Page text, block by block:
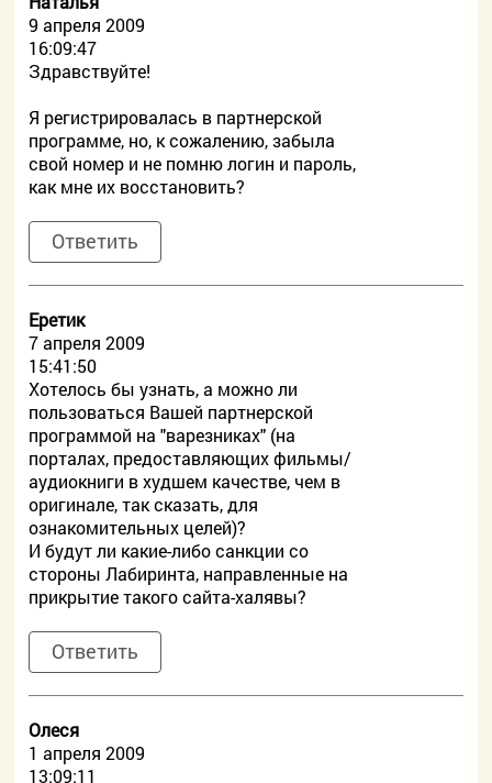
9 апреля 2009
16:09:47
Здравствуйте!
Я регистрировалась в партнерской
программе, но, к сожалению, забыла
свой номер и не помню логин и пароль,
как мне их восстановить?
Ответить
Еретик
7 апреля 2009
15:41:50
Хотелось бы узнать, а можно ли
пользоваться Вашей партнерской
программой на "варезниках" (на
порталах, предоставляющих фильмы/
аудиокниги в худшем качестве, чем в
оригинале, так сказать, для
ознакомительных целей)?
И будут ли какие-либо санкции со
стороны Лабиринта, направленные на
прикрытие такого сайта-халявы?
Ответить
Олеся
1 апреля 2009
13:09:11